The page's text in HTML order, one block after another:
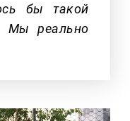
бы такой
Мы реально